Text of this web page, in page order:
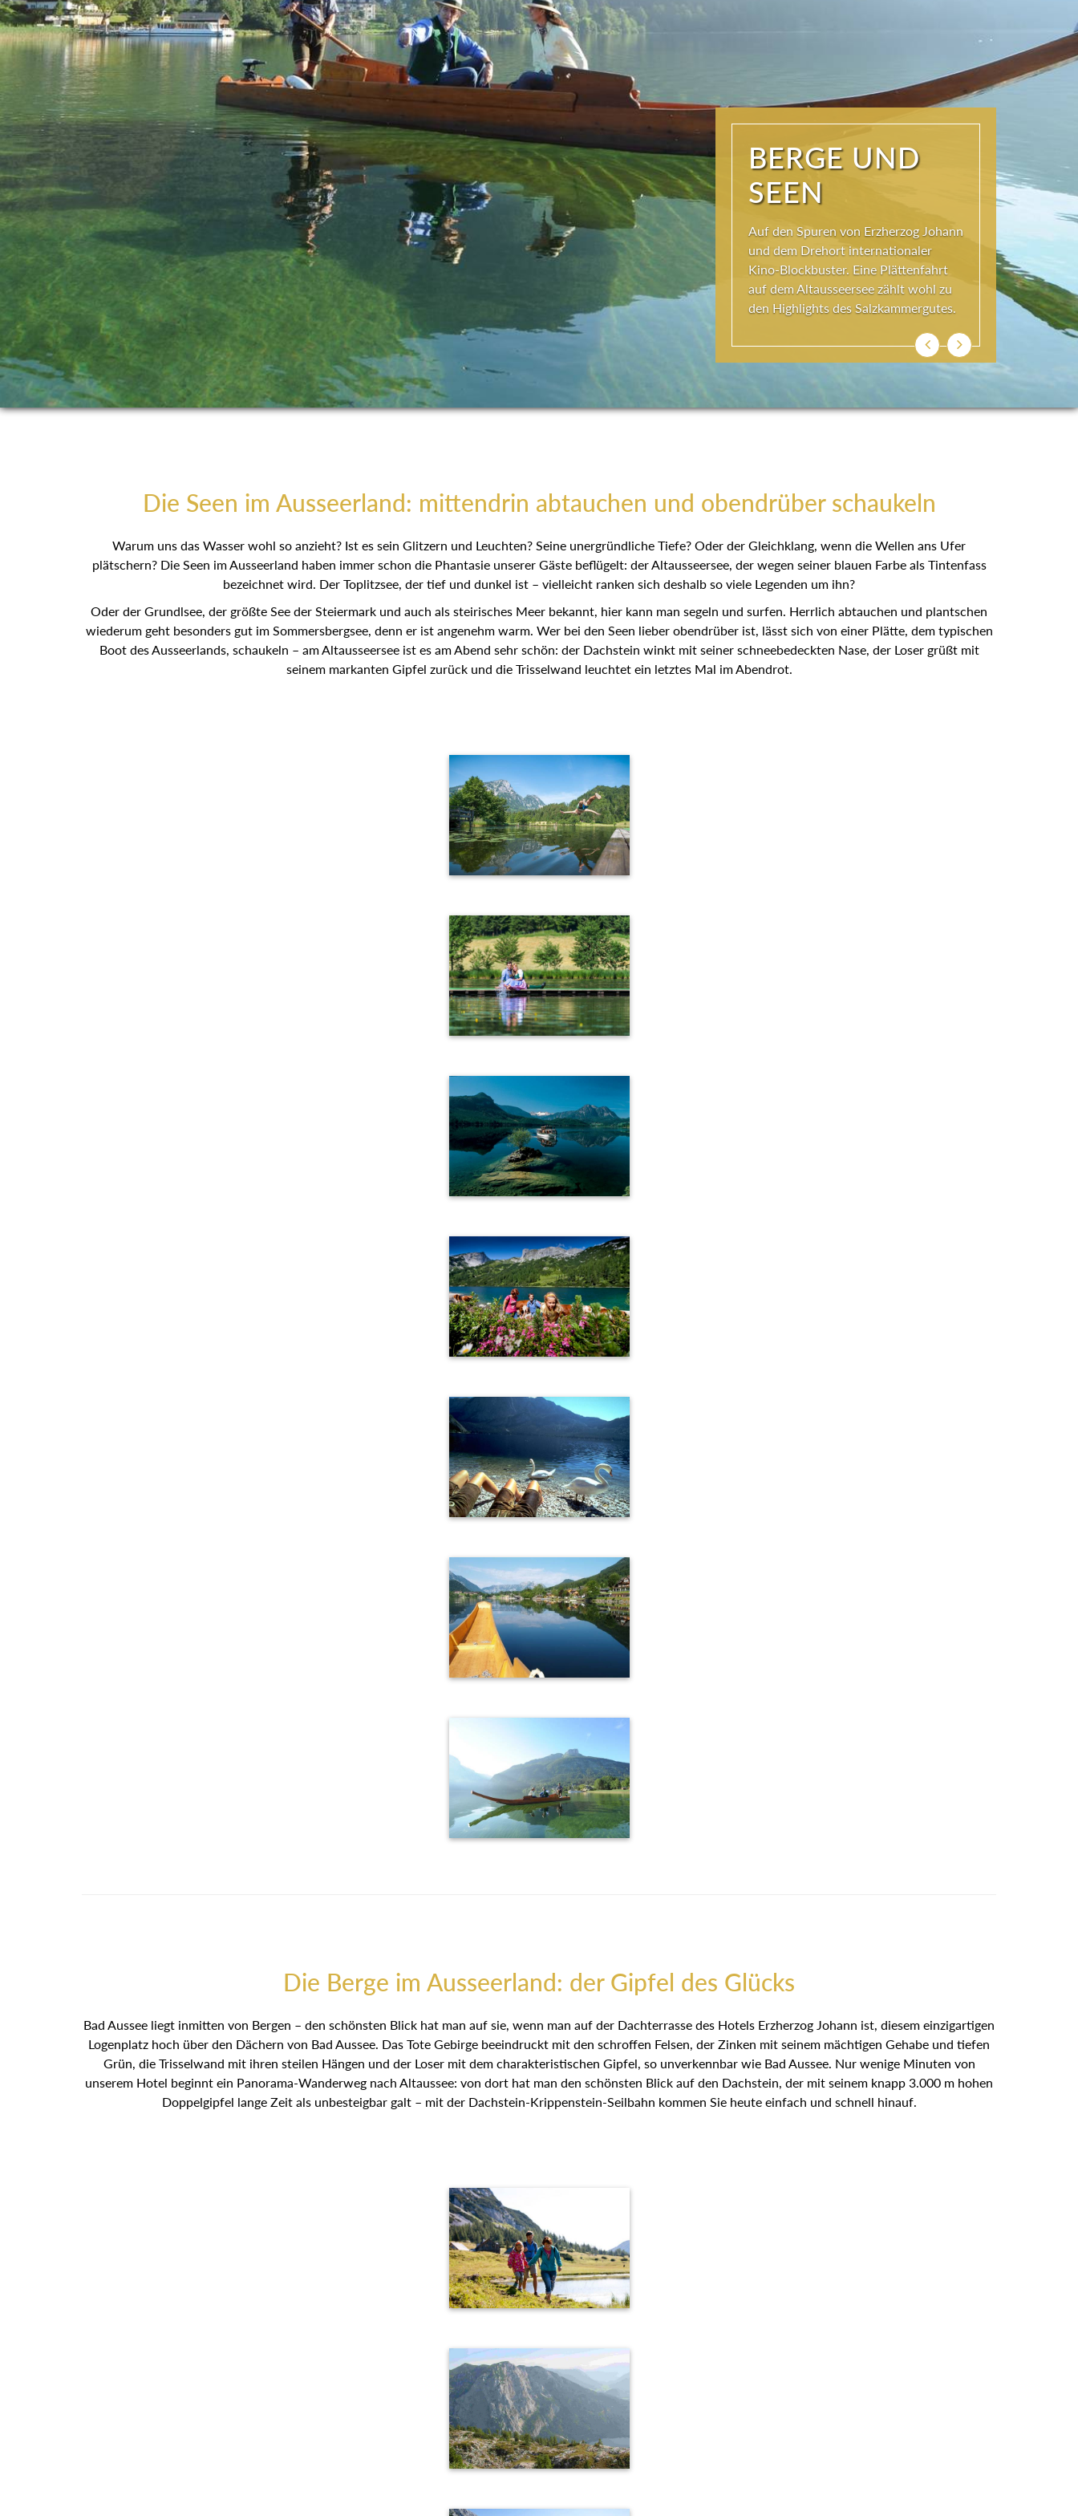
NATUR PUR
Ausseerland neue Kraft und viel
Inspiration. Das Wirkungsvermögen
kommt aus der Natur und ihren
ewigen Gestalten – den Bergen und
Seen.
ZurückWeiter
Die Seen im Ausseerland: mittendrin abtauchen und obendrüber schaukeln
Warum uns das Wasser wohl so anzieht? Ist es sein Glitzern und Leuchten? Seine unergründliche Tiefe? Oder der Gleichklang, wenn die Wellen ans Ufer
plätschern? Die Seen im Ausseerland haben immer schon die Phantasie unserer Gäste beflügelt: der Altausseersee, der wegen seiner blauen Farbe als Tintenfass
bezeichnet wird. Der Toplitzsee, der tief und dunkel ist – vielleicht ranken sich deshalb so viele Legenden um ihn?
Oder der Grundlsee, der größte See der Steiermark und auch als steirisches Meer bekannt, hier kann man segeln und surfen. Herrlich abtauchen und plantschen
wiederum geht besonders gut im Sommersbergsee, denn er ist angenehm warm. Wer bei den Seen lieber obendrüber ist, lässt sich von einer Plätte, dem typischen
Boot des Ausseerlands, schaukeln – am Altausseersee ist es am Abend sehr schön: der Dachstein winkt mit seiner schneebedeckten Nase, der Loser grüßt mit
seinem markanten Gipfel zurück und die Trisselwand leuchtet ein letztes Mal im Abendrot.
Die Berge im Ausseerland: der Gipfel des Glücks
Bad Aussee liegt inmitten von Bergen – den schönsten Blick hat man auf sie, wenn man auf der Dachterrasse des Hotels Erzherzog Johann ist, diesem einzigartigen
Logenplatz hoch über den Dächern von Bad Aussee. Das Tote Gebirge beeindruckt mit den schroffen Felsen, der Zinken mit seinem mächtigen Gehabe und tiefen
Grün, die Trisselwand mit ihren steilen Hängen und der Loser mit dem charakteristischen Gipfel, so unverkennbar wie Bad Aussee. Nur wenige Minuten von
unserem Hotel beginnt ein Panorama-Wanderweg nach Altaussee: von dort hat man den schönsten Blick auf den Dachstein, der mit seinem knapp 3.000 m hohen
Doppelgipfel lange Zeit als unbesteigbar galt – mit der Dachstein-Krippenstein-Seilbahn kommen Sie heute einfach und schnell hinauf.